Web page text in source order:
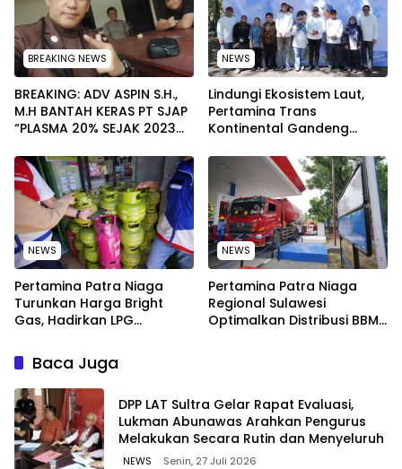
BREAKING NEWS
BREAKING: ADV ASPIN S.H.,
M.H BANTAH KERAS PT SJAP
“PLASMA 20% SEJAK 2023
WARGA WAWOONE!
NEWS
Lindungi Ekosistem Laut,
Pertamina Trans
Kontinental Gandeng
Kebersihan Pantai di
Bitung, Sulawesi
NEWS
Pertamina Patra Niaga
Turunkan Harga Bright
Gas, Hadirkan LPG
Lebih Kompetitif
NEWS
Pertamina Patra Niaga
Regional Sulawesi
Optimalkan Distribusi BBM
Baca Juga
‎DPP LAT Sultra Gelar Rapat Evaluasi,
Lukman Abunawas Arahkan Pengurus
Melakukan Secara Rutin dan Menyeluruh
NEWS Senin, 27 Juli 2026